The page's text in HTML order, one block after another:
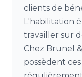
clients de
L'habilitation
travailler sur
Chez Brunel
possèdent